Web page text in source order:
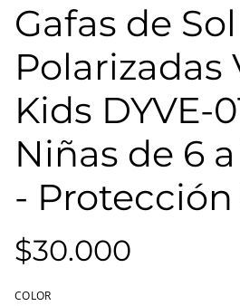
Gafas de Sol
Polarizadas
Kids DYVE-
Niñas de 6
- Protección
$30.000
COLOR